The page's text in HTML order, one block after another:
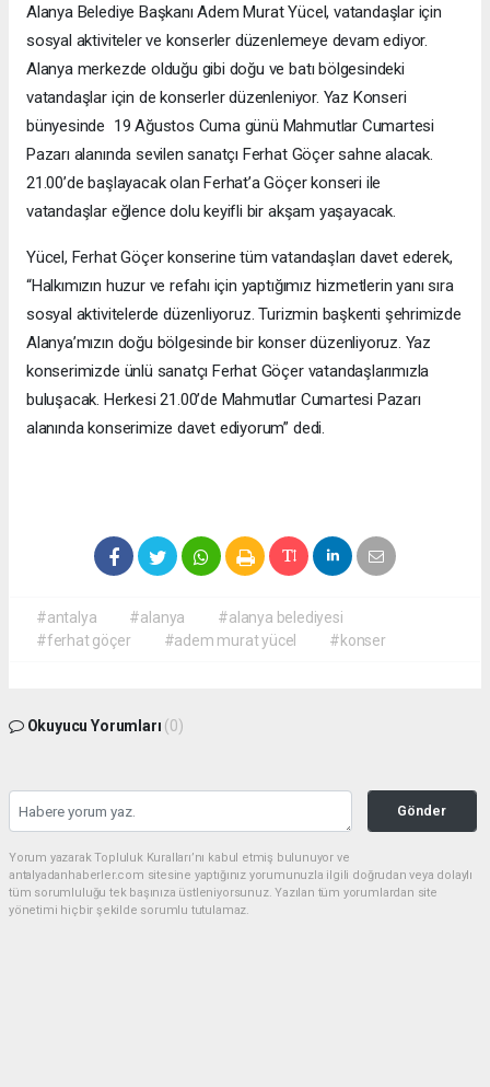
Alanya Belediye Başkanı Adem Murat Yücel, vatandaşlar için
sosyal aktiviteler ve konserler düzenlemeye devam ediyor.
Alanya merkezde olduğu gibi doğu ve batı bölgesindeki
vatandaşlar için de konserler düzenleniyor. Yaz Konseri
bünyesinde 19 Ağustos Cuma günü Mahmutlar Cumartesi
Pazarı alanında sevilen sanatçı Ferhat Göçer sahne alacak.
21.00’de başlayacak olan Ferhat’a Göçer konseri ile
vatandaşlar eğlence dolu keyifli bir akşam yaşayacak.
Yücel, Ferhat Göçer konserine tüm vatandaşları davet ederek,
“Halkımızın huzur ve refahı için yaptığımız hizmetlerin yanı sıra
sosyal aktivitelerde düzenliyoruz. Turizmin başkenti şehrimizde
Alanya’mızın doğu bölgesinde bir konser düzenliyoruz. Yaz
konserimizde ünlü sanatçı Ferhat Göçer vatandaşlarımızla
buluşacak. Herkesi 21.00’de Mahmutlar Cumartesi Pazarı
alanında konserimize davet ediyorum” dedi.
#antalya #alanya
#alanya belediyesi
#ferhat göçer
#adem murat yücel #konser
Okuyucu Yorumları (0)
Gönder
Yorum yazarak Topluluk Kuralları’nı kabul etmiş bulunuyor ve
antalyadanhaberler.com sitesine yaptığınız yorumunuzla ilgili doğrudan veya dolaylı
tüm sorumluluğu tek başınıza üstleniyorsunuz. Yazılan tüm yorumlardan site
yönetimi hiçbir şekilde sorumlu tutulamaz.